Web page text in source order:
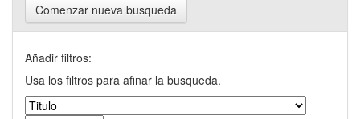
Comenzar nueva busqueda
Añadir filtros:
Usa los filtros para afinar la busqueda.